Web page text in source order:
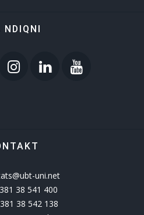
NDIQNI
uni.net
38 541 400
38 542 138